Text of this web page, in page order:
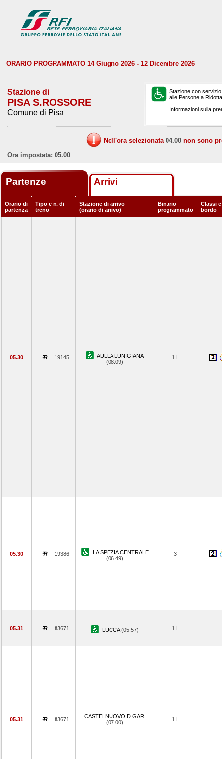
ORARIO PROGRAMMATO 14 Giugno 2026 - 12 Dicembre 2026
Stazione di
PISA S.ROSSORE
Comune di Pisa
Stazione con
alle Persone a
Informazioni sulla
Nell'ora selezionata 04.00 non sono
Ora impostata: 05.00
Partenze Arrivi
Orario di
partenza
Tipo e n. di
treno
Stazione di arrivo
(orario di arrivo)
Binario
programmato
Classi
bordo
05.30 19145
AULLA LUNIGIANA
(08.09)
1 L
05.30 19386
LA SPEZIA CENTRALE
(06.49)
3
05.31 83671 LUCCA(05.57) 1 L
05.31 83671
CASTELNUOVO D.GAR.
(07.00)
1 L